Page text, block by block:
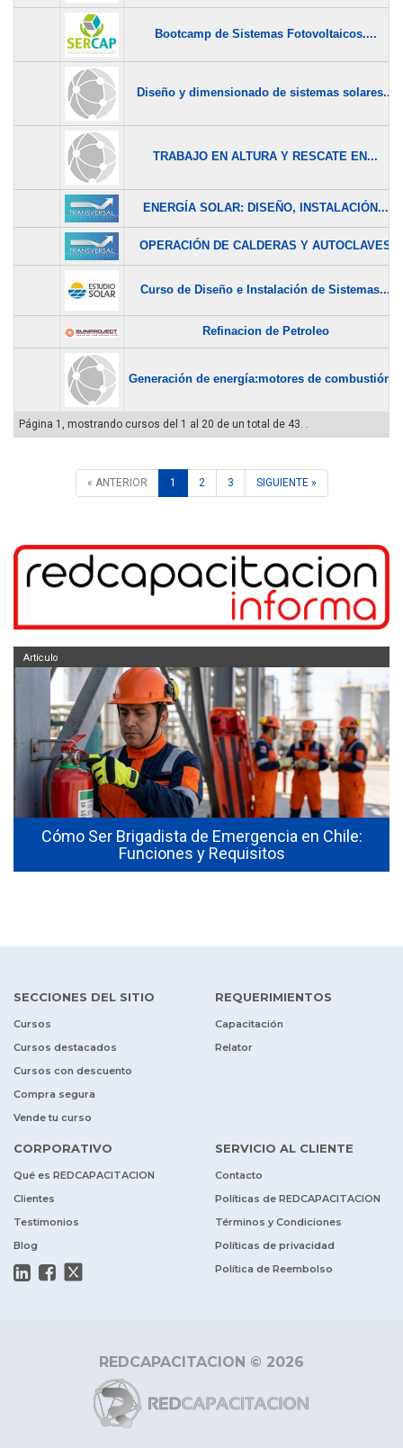
Bootcamp de Sistemas Fotovoltaicos....
Diseño y dimensionado de sistemas solares...
TRABAJO EN ALTURA Y RESCATE EN...
ENERGÍA SOLAR: DISEÑO, INSTALACIÓN...
OPERACIÓN DE CALDERAS Y AUTOCLAVES
Curso de Diseño e Instalación de Sistemas...
Refinacion de Petroleo
Generación de energía:motores de combustión...
Página 1, mostrando cursos del 1 al 20 de un total de 43. .
« ANTERIOR 1 2 3 SIGUIENTE »
Cómo Ser Brigadista de Emergencia en Chile:
Funciones y Requisitos
Artículo
SECCIONES DEL SITIO
Cursos
Cursos destacados
Cursos con descuento
Compra segura
Vende tu curso
REQUERIMIENTOS
Capacitación
Relator
CORPORATIVO
Qué es REDCAPACITACION
Clientes
Testimonios
Blog
SERVICIO AL CLIENTE
Contacto
Políticas de REDCAPACITACION
Términos y Condiciones
Políticas de privacidad
Política de Reembolso
REDCAPACITACION © 2026